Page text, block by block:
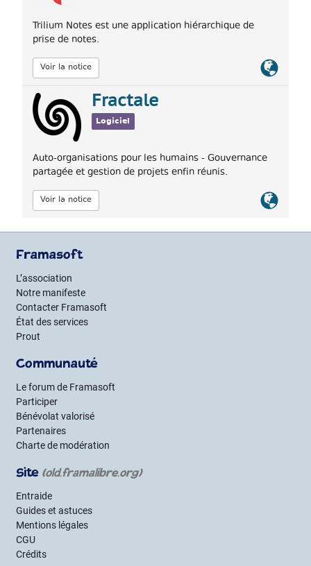
Trilium Notes est une application hiérarchique de
prise de notes.
Voir la notice
Lien
Fractale
Logiciel
Auto-organisations pour les humains - Gouvernance
partagée et gestion de projets enfin réunis.
Voir la notice
Lien
Framasoft
L’association
Notre manifeste
Contacter Framasoft
État des services
Prout
Communauté
Le forum de Framasoft
Participer
Bénévolat valorisé
Partenaires
Charte de modération
Site (old.framalibre.org)
Entraide
Guides et astuces
Mentions légales
CGU
Crédits